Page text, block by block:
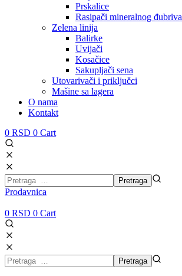
Prskalice
Rasipači mineralnog đubriva
Zelena linija
Balirke
Uvijači
Kosačice
Sakupljači sena
Utovarivači i priključci
Mašine sa lagera
O nama
Kontakt
0 RSD 0 Cart
Prodavnica
0 RSD 0 Cart